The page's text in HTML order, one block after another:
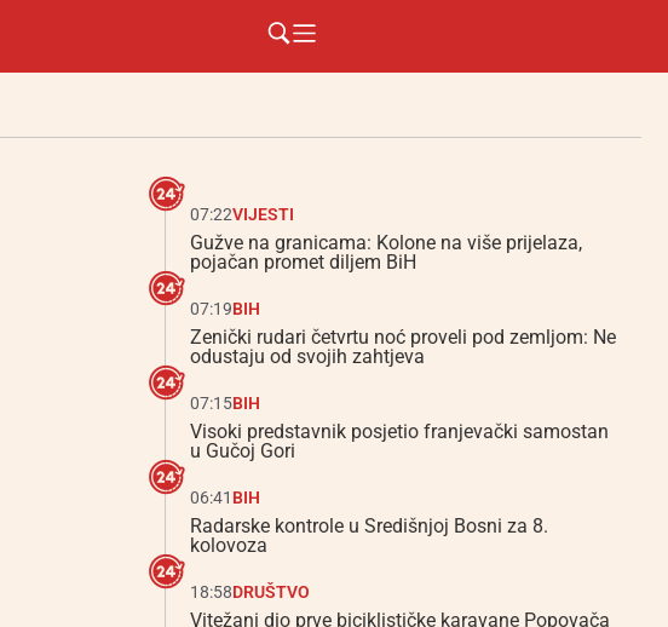
07:22VIJESTI
Gužve na granicama: Kolone na više prijelaza,
pojačan promet diljem BiH
07:19BIH
Zenički rudari četvrtu noć proveli pod zemljom: Ne
odustaju od svojih zahtjeva
07:15BIH
Visoki predstavnik posjetio franjevački samostan
u Gučoj Gori
06:41 BIH
Radarske kontrole u Središnjoj Bosni za 8.
kolovoza
18:58DRUŠTVO
Vitežani dio prve biciklističke karavane Popovača